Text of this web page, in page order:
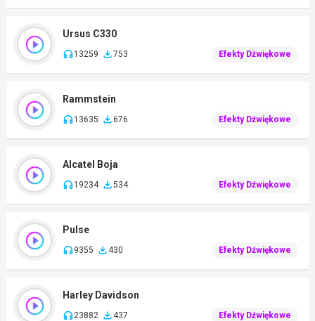
Ursus C330
13259 753 Efekty Dźwiękowe
Rammstein
13635 676 Efekty Dźwiękowe
Alcatel Boja
19234 534 Efekty Dźwiękowe
Pulse
9355 430 Efekty Dźwiękowe
Harley Davidson
23882 437 Efekty Dźwiękowe